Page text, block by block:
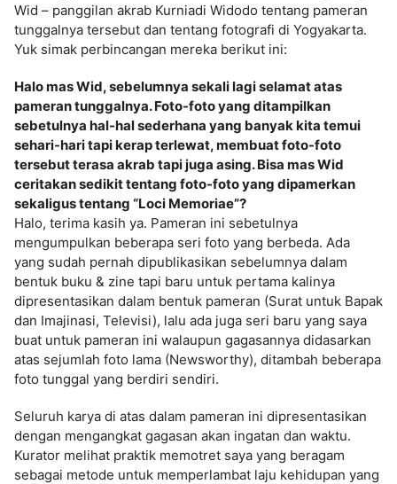
Wid – panggilan akrab Kurniadi Widodo tentang pameran
tunggalnya tersebut dan tentang fotografi di Yogyakarta.
Yuk simak perbincangan mereka berikut ini:
Halo mas Wid, sebelumnya sekali lagi selamat atas
pameran tunggalnya. Foto-foto yang ditampilkan
sebetulnya hal-hal sederhana yang banyak kita temui
sehari-hari tapi kerap terlewat, membuat foto-foto
tersebut terasa akrab tapi juga asing. Bisa mas Wid
ceritakan sedikit tentang foto-foto yang dipamerkan
sekaligus tentang “Loci Memoriae”?
Halo, terima kasih ya. Pameran ini sebetulnya
mengumpulkan beberapa seri foto yang berbeda. Ada
yang sudah pernah dipublikasikan sebelumnya dalam
bentuk buku & zine tapi baru untuk pertama kalinya
dipresentasikan dalam bentuk pameran (Surat untuk Bapak
dan Imajinasi, Televisi), lalu ada juga seri baru yang saya
buat untuk pameran ini walaupun gagasannya didasarkan
atas sejumlah foto lama (Newsworthy), ditambah beberapa
foto tunggal yang berdiri sendiri.
Seluruh karya di atas dalam pameran ini dipresentasikan
dengan mengangkat gagasan akan ingatan dan waktu.
Kurator melihat praktik memotret saya yang beragam
sebagai metode untuk memperlambat laju kehidupan yang